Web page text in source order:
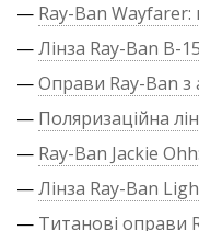
— Ray-Ban
—Лінза Ray-Ban B-
—Оправи Ray-Ban
— Поляризаційна
— Ray-Ban Jackie
—Лінза Ray-Ban
— Титанові оправи